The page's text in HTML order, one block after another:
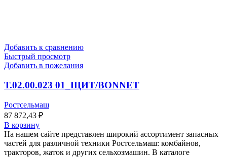
Добавить к сравнению
Быстрый просмотр
Добавить в пожелания
Т.02.00.023 01_ЩИТ/BONNET
Ростсельмаш
87 872,43 ₽
В корзину
На нашем сайте представлен широкий ассортимент запасных
частей для различной техники Ростсельмаш: комбайнов,
тракторов, жаток и других сельхозмашин. В каталоге